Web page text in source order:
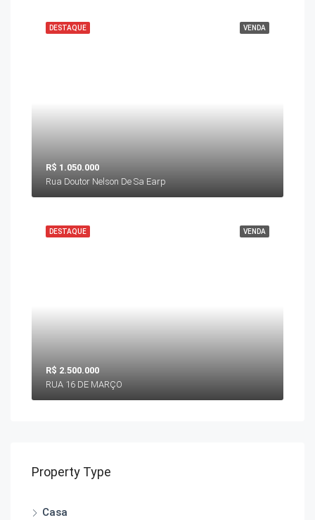
VENDA
DESTAQUE
R$ 1.050.000
Rua Doutor Nelson De Sa Earp
VENDA
DESTAQUE
R$ 2.500.000
RUA 16 DE MARÇO
Property Type
Casa